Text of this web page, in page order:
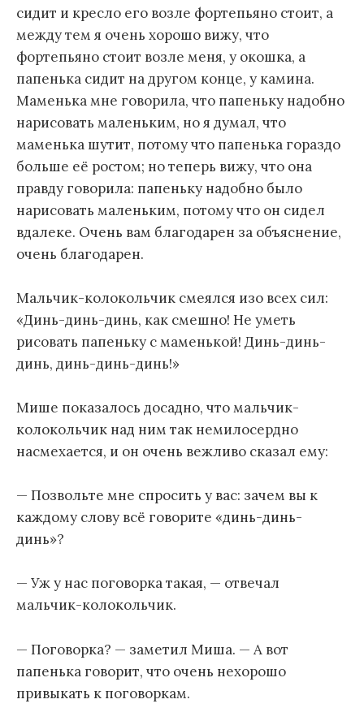
сидит и кресло его возле фортепьяно стоит, а
между тем я очень хорошо вижу, что
фортепьяно стоит возле меня, у окошка, а
папенька сидит на другом конце, у камина.
Маменька мне говорила, что папеньку надобно
нарисовать маленьким, но я думал, что
маменька шутит, потому что папенька гораздо
больше её ростом; но теперь вижу, что она
правду говорила: папеньку надобно было
нарисовать маленьким, потому что он сидел
вдалеке. Очень вам благодарен за объяснение,
очень благодарен.
Мальчик-колокольчик смеялся изо всех сил:
«Динь-динь-динь, как смешно! Не уметь
рисовать папеньку с маменькой! Динь-динь-
динь, динь-динь-динь!»
Мише показалось досадно, что мальчик-
колокольчик над ним так немилосердно
насмехается, и он очень вежливо сказал ему:
— Позвольте мне спросить у вас: зачем вы к
каждому слову всё говорите «динь-динь-
динь»?
— Уж у нас поговорка такая, — отвечал
мальчик-колокольчик.
— Поговорка? — заметил Миша. — А вот
папенька говорит, что очень нехорошо
привыкать к поговоркам.